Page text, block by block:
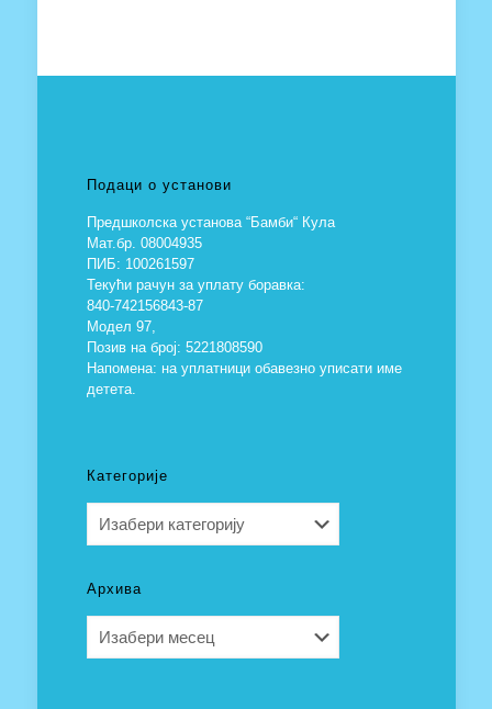
Подаци о установи
Предшколска установа “Бамби“ Кула
Мат.бр. 08004935
ПИБ: 100261597
Текући рачун за уплату боравка:
840-742156843-87
Модел 97,
Позив на број: 5221808590
Напомена: на уплатници обавезно уписати име
детета.
Категорије
Архива